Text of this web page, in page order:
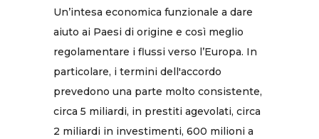
Un’intesa economica funzionale a dare
aiuto ai Paesi di origine e così meglio
regolamentare i flussi verso l’Europa. In
particolare, i termini dell'accordo
prevedono una parte molto consistente,
circa 5 miliardi, in prestiti agevolati, circa
2 miliardi in investimenti, 600 milioni a